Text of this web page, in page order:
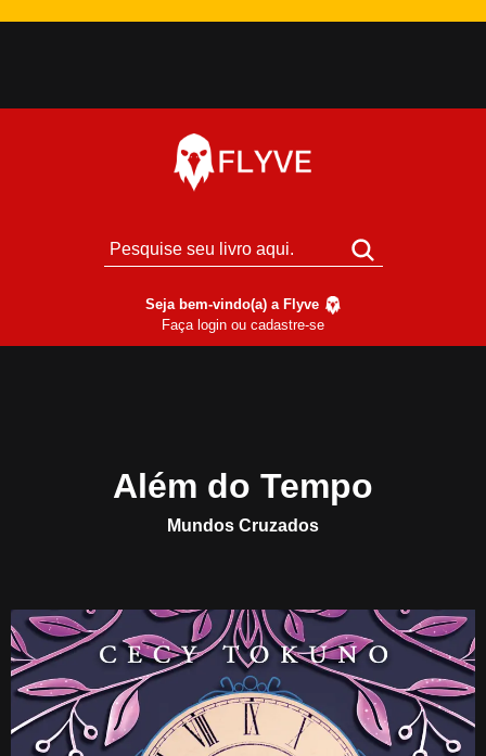
Seja bem-vindo(a) a Flyve
Faça login ou cadastre-se
Além do Tempo
Mundos Cruzados